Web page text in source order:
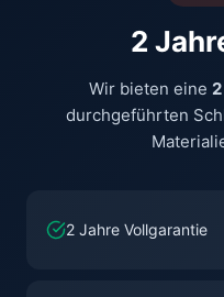
2
Wir bieten eine
durchgeführten
2 Jahre Vollgarantie